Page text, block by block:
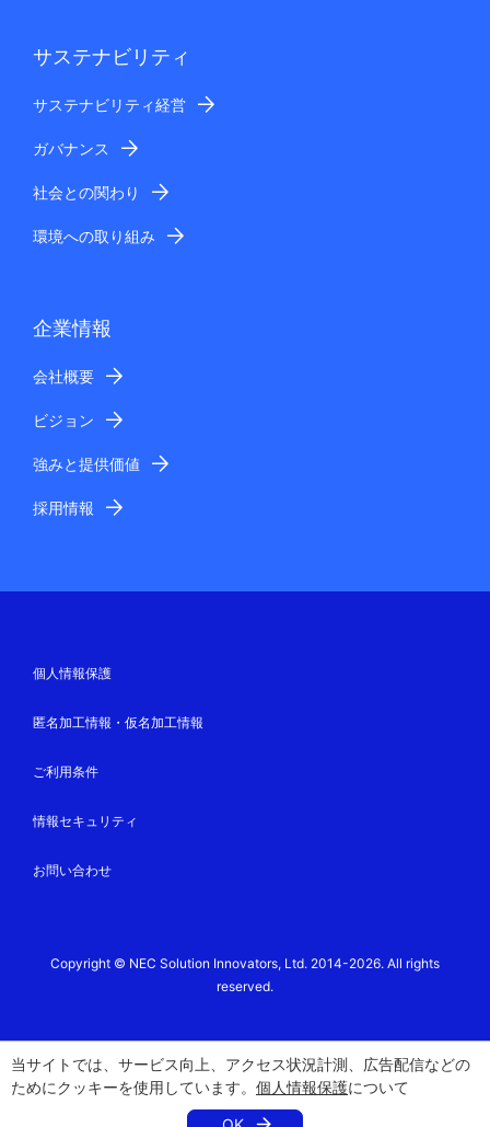
当サイトでは、サービス向上、アクセス状況計測、広告配信などの
ためにクッキーを使用しています。 個人情報保護について
サステナビリティ
サステナビリティ経営
ガバナンス
社会との関わり
環境への取り組み
企業情報
会社概要
ビジョン
強みと提供価値
採用情報
個人情報保護
匿名加工情報・仮名加工情報
ご利用条件
情報セキュリティ
お問い合わせ
Copyright © NEC Solution Innovators, Ltd. 2014-2026. All rights
reserved.